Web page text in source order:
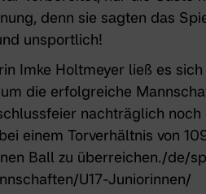
denn sie sagten das
unsportlich!
Imke Holtmeyer ließ es
die erfolgreiche
nachträglich
einem Torverhältnis von
Ball zu überreichen./de/
U17-Juniorinnen/